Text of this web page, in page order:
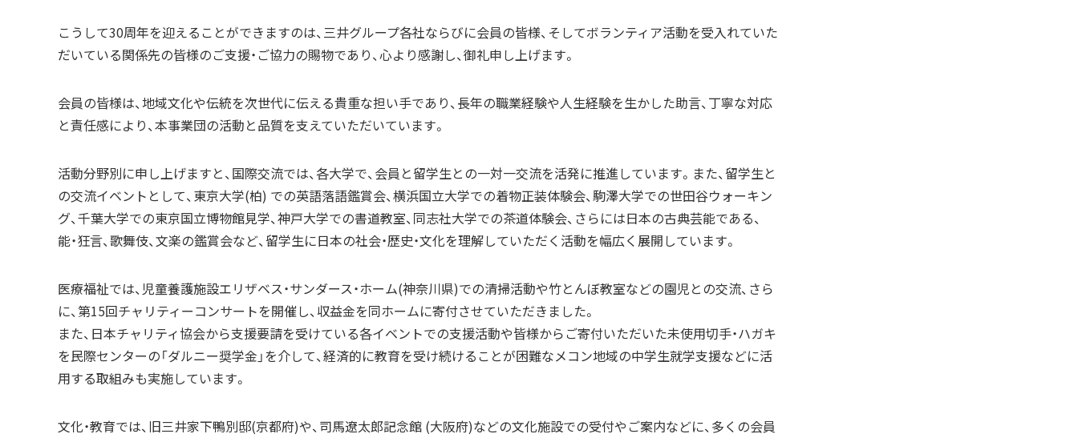
こうして30周年を迎えることができますのは、三井グループ各社ならびに会員の皆様、そしてボランティア活動を受入れていた
だいている関係先の皆様のご支援・ご協力の賜物であり、心より感謝し、御礼申し上げます。
会員の皆様は、地域文化や伝統を次世代に伝える貴重な担い手であり、長年の職業経験や人生経験を生かした助言、丁寧な対応
と責任感により、本事業団の活動と品質を支えていただいています。
活動分野別に申し上げますと、国際交流では、各大学で、会員と留学生との一対一交流を活発に推進しています。また、留学生と
の交流イベントとして、東京大学(柏) での英語落語鑑賞会、横浜国立大学での着物正装体験会、駒澤大学での世田谷ウォーキン
グ、千葉大学での東京国立博物館見学、神戸大学での書道教室、同志社大学での茶道体験会、さらには日本の古典芸能である、
能・狂言、歌舞伎、文楽の鑑賞会など、留学生に日本の社会・歴史・文化を理解していただく活動を幅広く展開しています。
医療福祉では、児童養護施設エリザベス・サンダース・ホーム(神奈川県)での清掃活動や竹とんぼ教室などの園児との交流、さら
に、第15回チャリティーコンサートを開催し、収益金を同ホームに寄付させていただきました。
また、日本チャリティ協会から支援要請を受けている各イベントでの支援活動や皆様からご寄付いただいた未使用切手・ハガキ
を民際センターの「ダルニー奨学金」を介して、経済的に教育を受け続けることが困難なメコン地域の中学生就学支援などに活
用する取組みも実施しています。
文化・教育では、旧三井家下鴨別邸(京都府)や、司馬遼太郎記念館 (大阪府)などの文化施設での受付やご案内などに、多くの会員